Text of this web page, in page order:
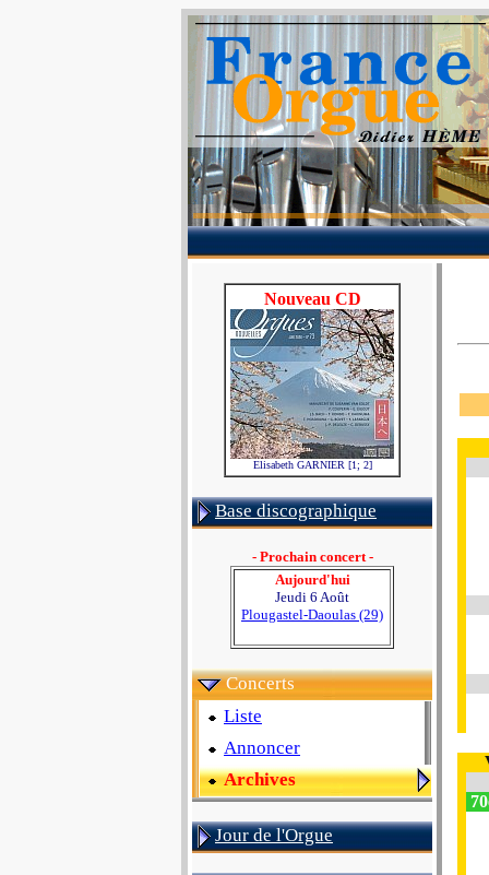
Nouveau CD
Elisabeth GARNIER [1; 2]
Base discographique
- Prochain concert -
Aujourd'hui
Jeudi 6 Août
Plougastel-Daoulas (29)
Concerts
Liste
Annoncer
Archives
Jour de l'Orgue